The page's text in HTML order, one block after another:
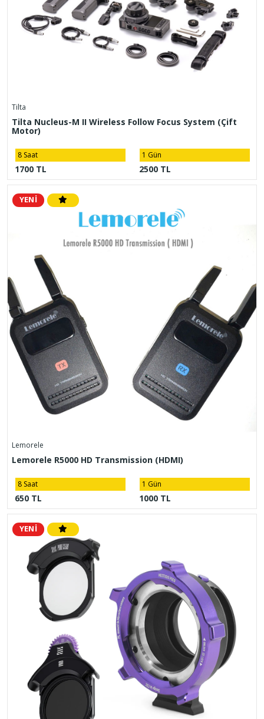
Tilta
Tilta Nucleus-M II Wireless Follow Focus System (Çift
Motor)
8 Saat
1700 TL
1 Gün
2500 TL
YENİ
Lemorele
Lemorele R5000 HD Transmission (HDMI)
8 Saat
650 TL
1 Gün
1000 TL
YENİ